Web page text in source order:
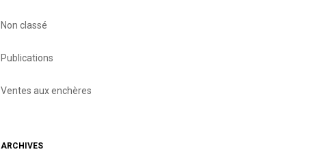
Non classé
Publications
Ventes aux enchères
ARCHIVES